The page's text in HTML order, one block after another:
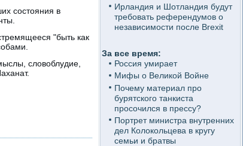
состояния в
"быть как
словоблудие,
Ирландия и Шотландия будут
требовать референдумов о
независимости после Brexit
За все время:
Россия умирает
Мифы о Великой Войне
Почему материал про
бурятского танкиста
просочился в прессу?
Портрет министра внутренних
дел Колокольцева в кругу
семьи и братвы